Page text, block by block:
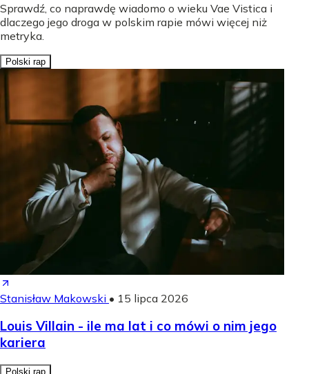
Sprawdź, co naprawdę wiadomo o wieku Vae Vistica i
dlaczego jego droga w polskim rapie mówi więcej niż
metryka.
Polski rap
Stanisław Makowski • 15 lipca 2026
Louis Villain - ile ma lat i co mówi o nim jego
kariera
Polski rap